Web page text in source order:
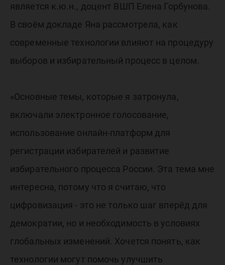
является к.ю.н., доцент ВШП Елена Горбунова.
В своём докладе Яна рассмотрела, как
современные технологии влияют на процедуру
выборов и избирательный процесс в целом.
«Основные темы, которые я затронула,
включали электронное голосование,
использование онлайн-платформ для
регистрации избирателей и развитие
избирательного процесса России. Эта тема мне
интересна, потому что я считаю, что
цифровизация - это не только шаг вперёд для
демократии, но и необходимость в условиях
глобальных изменений. Хочется понять, как
технологии могут помочь улучшить